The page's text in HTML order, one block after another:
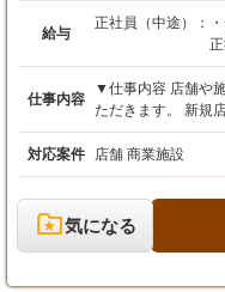
給与
正社員（中途）：
※
仕事内容
▼仕事内容 店舗や
ただきます。 新規
ザイン リニューア
明・アート・装飾
プロジェクト管理 チームマネ
ーとのやり取りを
り入れ、店舗づく
です。 空間をつく
事です。 レストラン
音楽、インテリア
対応案件 店舗 商業施設
気になる